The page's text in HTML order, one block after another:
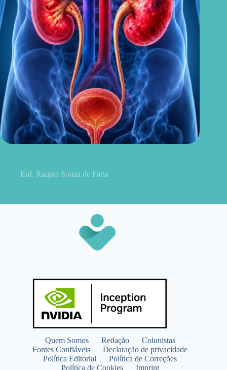
Enf. Raquel Souza de Faria
Quem Somos Redação
Colunistas
Fontes Confiáveis
Declaração de privacidade
Política Editorial
Política de Correções
Política de Cookies
Imprint